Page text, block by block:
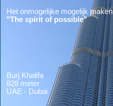
Het onmogelijke mogelijk maken
"The spirit of possible"
Burj Khalifa
828 meter
UAE - Dubai